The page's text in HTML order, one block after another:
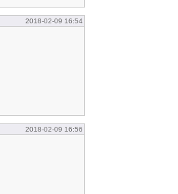
2018-02-09 16:54
2018-02-09 16:56